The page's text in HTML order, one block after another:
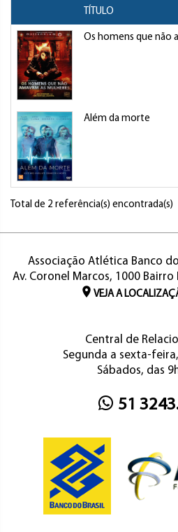
TÍTULO
Os homens que não
Além da morte
Total de 2 referência(s) encontrada(s)
Associação Atlética Banco
Av. Coronel Marcos, 1000 Bairro
VEJA A
Central de
Segunda a sexta-
Sábados, das
51